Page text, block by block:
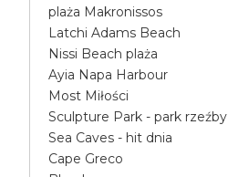
plaża Makronissos
Latchi Adams Beach
Nissi Beach plaża
Ayia Napa Harbour
Most Miłości
Sculpture Park - park rzeźby
Sea Caves - hit dnia
Cape Greco